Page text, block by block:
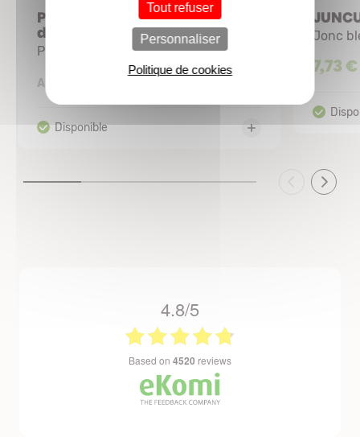
POIRIER 'Duchesse
d'Angoulême'
Pyrus communis
A partir de 12,63 €
Jonc
7,73 €
4.8/5
based on 4520 reviews
Tout refuser
Personnaliser
Politique de cookies